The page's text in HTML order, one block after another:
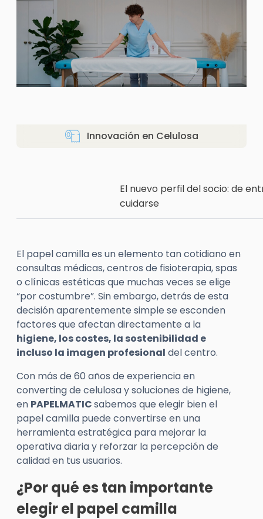
Innovación en Celulosa
El nuevo perfil del socio: de
cuidarse
El papel camilla es un elemento tan cotidiano en
consultas médicas, centros de fisioterapia, spas
o clínicas estéticas que muchas veces se elige
“por costumbre”. Sin embargo, detrás de esta
decisión aparentemente simple se esconden
factores que afectan directamente a la
higiene, los costes, la sostenibilidad e
incluso la imagen profesional del centro.
Con más de 60 años de experiencia en
converting de celulosa y soluciones de higiene,
en PAPELMATICsabemos que elegir bien el
papel camilla puede convertirse en una
herramienta estratégica para mejorar la
operativa diaria y reforzar la percepción de
calidad en tus usuarios.
¿Por qué es tan importante
elegir el papel camilla